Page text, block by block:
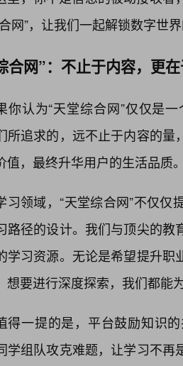
网”，让我们一起解锁数字世
合网”：不止于内容，更
你认为“天堂综合网”仅仅是
所追求的，远不止于内容的
值，最终升华用户的生活品质
习领域，“天堂综合网”不仅
路径的设计。我们与顶尖的
学习资源。无论是希望提升
想要进行深度探索，我们都能
得一提的是，平台鼓励知识
学组队攻克难题，让学习不